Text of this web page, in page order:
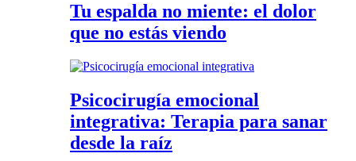
Tu espalda no miente: el dolor
que no estás viendo
Psicocirugía emocional
integrativa: Terapia para sanar
desde la raíz